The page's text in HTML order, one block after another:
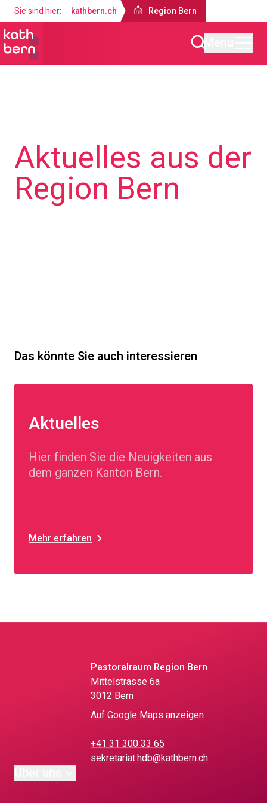
Sie sind hier: kathbern.ch Region Bern
Aktuelles aus der
Region Bern
Das könnte Sie auch interessieren
Aktuelles
Hier finden Sie die Neuigkeiten aus
dem ganzen Kanton Bern.
Mehr erfahren
Pastoralraum Region Bern
Mittelstrasse 6a
3012 Bern
Auf Google Maps anzeigen
+41 31 300 33 65
sekretariat.hdb@kathbern.ch